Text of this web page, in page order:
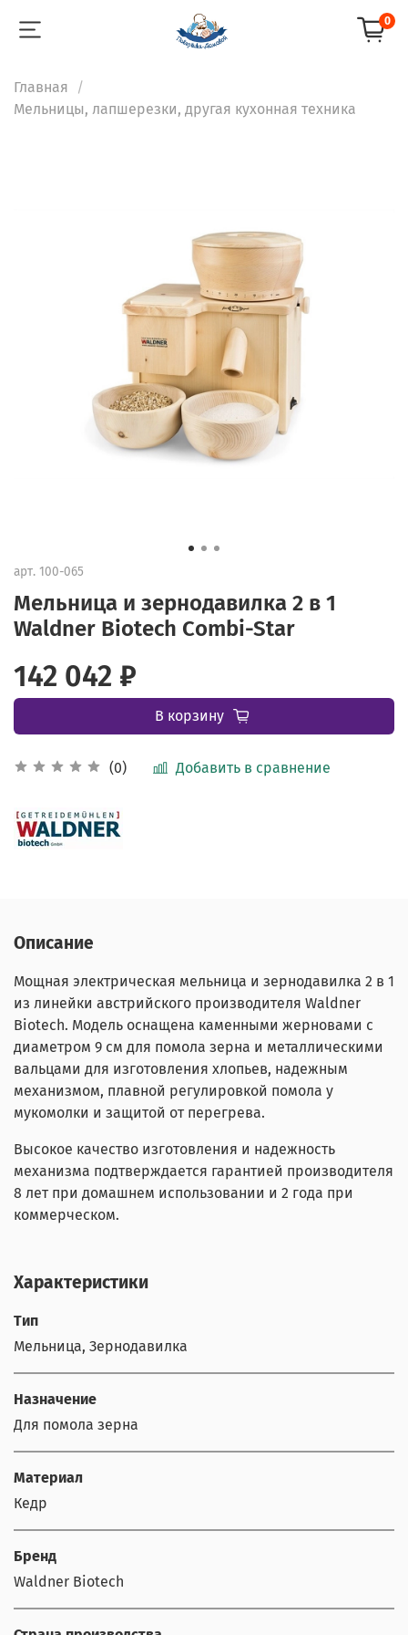
0
Главная
Мельницы, лапшерезки, другая кухонная техника
арт. 100-065
Мельница и зернодавилка 2 в 1
Waldner Biotech Combi-Star
(0) Добавить в сравнение
142 042 ₽
В корзину
Описание
Мощная электрическая мельница и зернодавилка 2 в 1
из линейки австрийского производителя Waldner
Biotech. Модель оснащена каменными жерновами с
диаметром 9 см для помола зерна и металлическими
вальцами для изготовления хлопьев, надежным
механизмом, плавной регулировкой помола у
мукомолки и защитой от перегрева.
Высокое качество изготовления и надежность
механизма подтверждается гарантией производителя
8 лет при домашнем использовании и 2 года при
коммерческом.
Характеристики
Тип
Мельница, Зернодавилка
Назначение
Для помола зерна
Материал
Кедр
Бренд
Waldner Biotech